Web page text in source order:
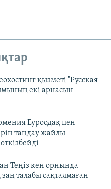
қызметі "Русская
екі арнасын
Еуроодақ пен
таңдау жайлы
Теңіз кен орнында
талабы сақталмаған